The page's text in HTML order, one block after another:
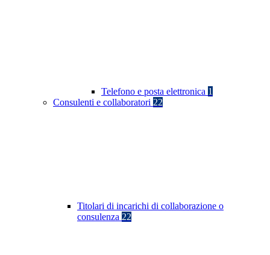
Telefono e posta elettronica 1
Consulenti e collaboratori 22
Titolari di incarichi di collaborazione o
consulenza 22